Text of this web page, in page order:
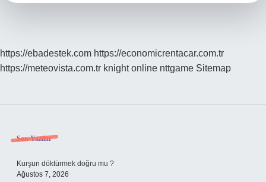
https://ebadestek.com https://economicrentacar.com.tr
https://meteovista.com.tr knight online nttgame Sitemap
Sidebar
Son Yazılar
Kurşun döktürmek doğru mu ?
Ağustos 7, 2026